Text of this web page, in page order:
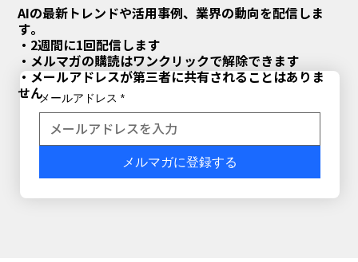
メールアドレス *
メルマガに登録する
AIの最新トレンドや活用事例、業界の動向を配信しま
す。
・2週間に1回配信します
・メルマガの購読はワンクリックで解除できます
・メールアドレスが第三者に共有されることはありま
せん